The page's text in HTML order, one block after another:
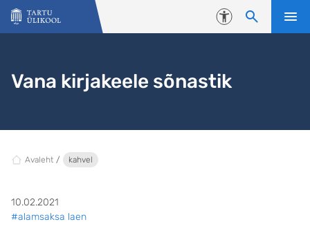
Liigu edasi põhisisu juurde
Juurdepääsetavus
Vana kirjakeele sõnastik
Avaleht kahvel
10.02.2021
#alamsaksa laen